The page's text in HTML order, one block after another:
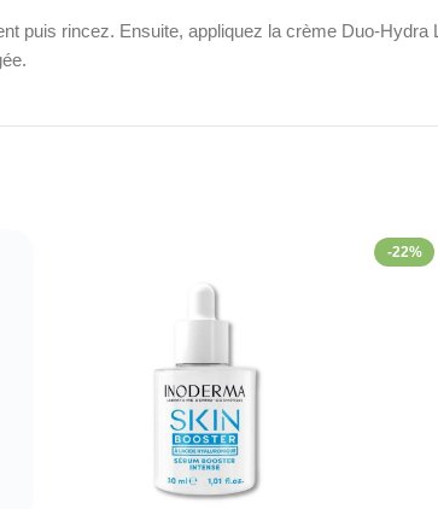
puis rincez. Ensuite, appliquez la crème Duo-
-22%